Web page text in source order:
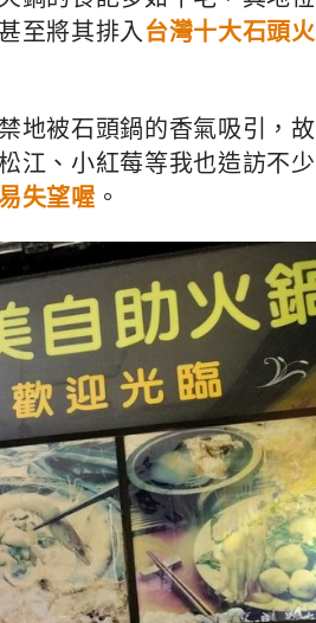
至將其排入 台灣十大石頭火
地被石頭鍋的香氣吸引，故
江、小紅莓等我也造訪不少
失望喔 。